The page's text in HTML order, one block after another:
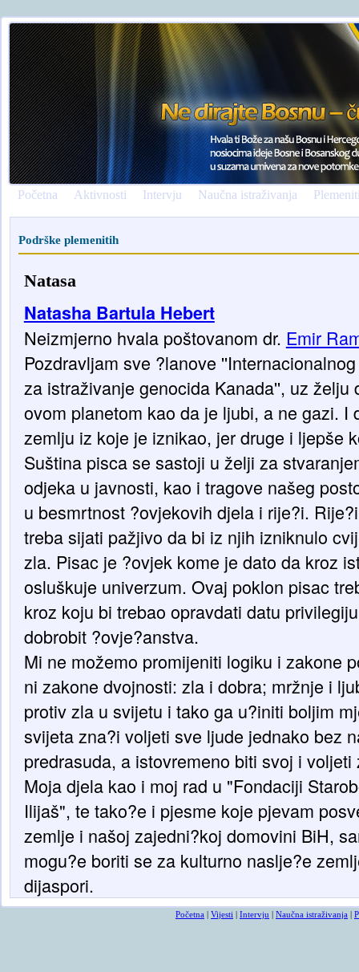
Početna Aktivnosti Intervju Naučna istraživanja
Podrške plemenitih
Natasa
Natasha Bartula Hebert
Neizmjerno hvala poštovanom dr. Emir
Pozdravljam sve ?lanove
za istraživanje genocida Kanada'', uz želju
ovom planetom kao da je ljubi, a ne gazi. I
zemlju iz koje je iznikao, jer druge i ljepše
Suština pisca se sastoji u želji za
odjeka u javnosti, kao i tragove našeg
u besmrtnost ?ovjekovih djela i rije?i.
treba sijati pažjivo da bi iz njih izniknulo
zla. Pisac je ?ovjek kome je dato da kroz
osluškuje univerzum. Ovaj poklon pisac
kroz koju bi trebao opravdati datu
dobrobit ?ovje?anstva.
Mi ne možemo promijeniti logiku i zakone
ni zakone dvojnosti: zla i dobra; mržnje i
protiv zla u svijetu i tako ga u?initi boljim
svijeta zna?i voljeti sve ljude jednako bez
predrasuda, a istovremeno biti svoj i
Moja djela kao i moj rad u "Fondaciji
Ilijaš", te tako?e i pjesme koje pjevam
zemlje i našoj zajedni?koj domovini BiH,
mogu?e boriti se za kulturno naslje?e
dijaspori.
Početna | Vijesti | Intervju | Naučna istraživanja |